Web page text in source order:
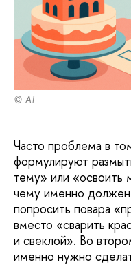
© AI
Часто проблема в
формулируют
тему» или «освоить
чему именно должен
попросить повара
вместо «сварить
и свеклой». Во
именно нужно